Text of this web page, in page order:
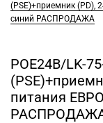
(PSE)+приемник (PD),
синий РАСПРОДАЖА
POE24B/LK-
питания